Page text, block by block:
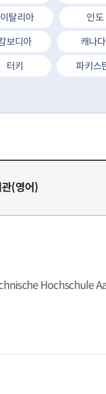
이탈리아 인도
보디아 캐나다
터키 파키스
(영어)
Hochschule